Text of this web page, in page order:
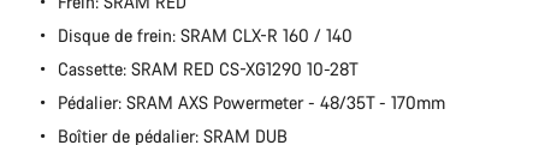
Disque de frein: SRAM CLX-R 160 / 140
Cassette: SRAM RED CS-XG1290 10-28T
Pédalier: SRAM AXS Powermeter - 48/35T - 170mm
Boîtier de pédalier: SRAM DUB